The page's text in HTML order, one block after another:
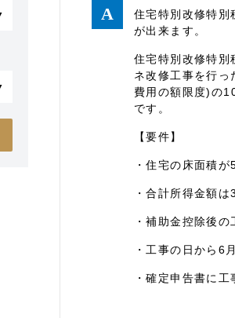
住宅特別改修特別
が出来ます。
住宅特別改修特別
ネ改修工事を行
費用の額限度)の
です。
【要件】
・住宅の床面積
・合計所得金額
・補助金控除後
・工事の日から6
・確定申告書に